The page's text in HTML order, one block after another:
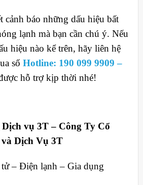
cảnh báo những dấu hiệu bất
lạnh mà bạn cần chú ý. Nếu
hiệu nào kể trên, hãy liên hệ
số Hotline: 190 099 9909 –
hỗ trợ kịp thời nhé!
vụ 3T – Công Ty Cổ
Dịch Vụ 3T
– Điện lạnh – Gia dụng